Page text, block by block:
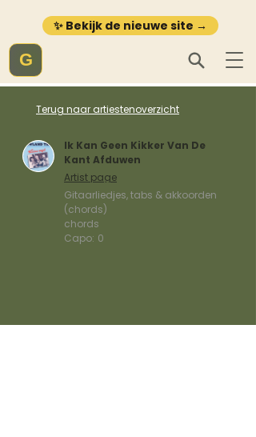
✨ Bekijk de nieuwe site →
G
Terug naar artiestenoverzicht
Ik Kan Geen Kikker Van De
Kant Afduwen
Artist page
Gitaarliedjes, tabs & akkoorden
(chords)
chords
Capo: 0